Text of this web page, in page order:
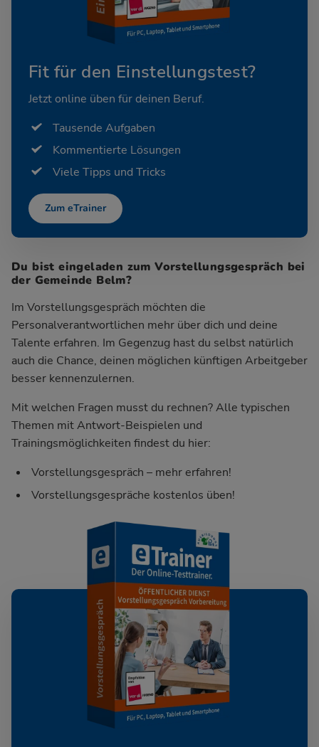
Fit für den Einstellungstest?
Jetzt online üben für deinen Beruf.
Tausende Aufgaben
Kommentierte Lösungen
Viele Tipps und Tricks
Zum eTrainer
Du bist eingeladen zum Vorstellungsgespräch bei
der Gemeinde Belm?
Im Vorstellungsgespräch möchten die
Personalverantwortlichen mehr über dich und deine
Talente erfahren. Im Gegenzug hast du selbst natürlich
auch die Chance, deinen möglichen künftigen Arbeitgeber
besser kennenzulernen.
Mit welchen Fragen musst du rechnen? Alle typischen
Themen mit Antwort-Beispielen und
Trainingsmöglichkeiten findest du hier:
Vorstellungsgespräch – mehr erfahren!
Vorstellungsgespräche kostenlos üben!